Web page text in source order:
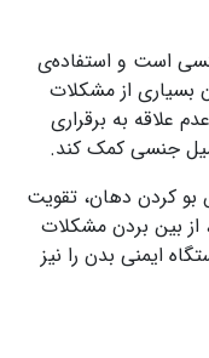
است و استفاده‌ی
بسیاری از مشکلات
علاقه به برقراری
جنسی کمک کند.
کردن دهان، تقویت
بین بردن مشکلات
ایمنی بدن را نیز